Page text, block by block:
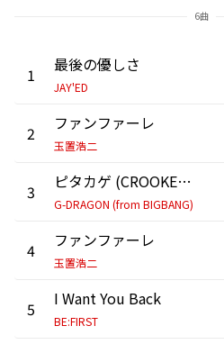
6曲
1 最後の優しさ
JAY'ED
2 ファンファーレ
玉置浩二
3 ピタカゲ (CROOKED) -JPN-
G-DRAGON (from BIGBANG)
4 ファンファーレ
玉置浩二
5 I Want You Back
BE:FIRST